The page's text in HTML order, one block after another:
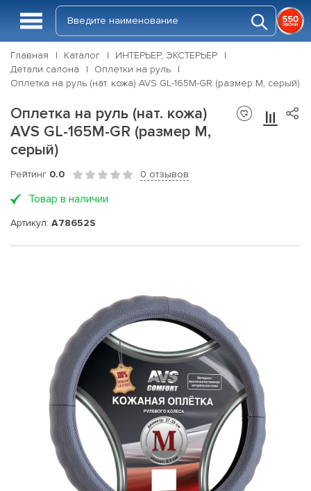
Главная Каталог
ИНТЕРЬЕР, ЭКСТЕРЬЕР
Детали салона
Оплетки на руль
Оплетка на руль (нат. кожа) AVS GL-165M-GR (размер M, серый)
Оплетка на руль (нат. кожа)
AVS GL-165M-GR (размер M,
серый)
Рейтинг 0.0 0 отзывов
Товар в наличии
Артикул: A78652S